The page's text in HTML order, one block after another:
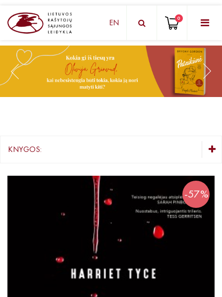
KNYGŲ DĖŽUTĖ - STAIGMENA
Grožinė literatūra
Knygos su autografais
KNYGOS PIGIAU
EN 0
KNYGOS:
Lietuvių autorių literatūra
Užsienio autorių literatūra
Apsakymai, novelės
Poezija, pjesės
-57%